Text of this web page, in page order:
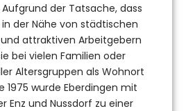
der Tatsache, dass
der Nähe von städtischen
attraktiven Arbeitgebern
bei vielen Familien oder
Altersgruppen als Wohnort
1975 wurde Eberdingen mit
Enz und Nussdorf zu einer